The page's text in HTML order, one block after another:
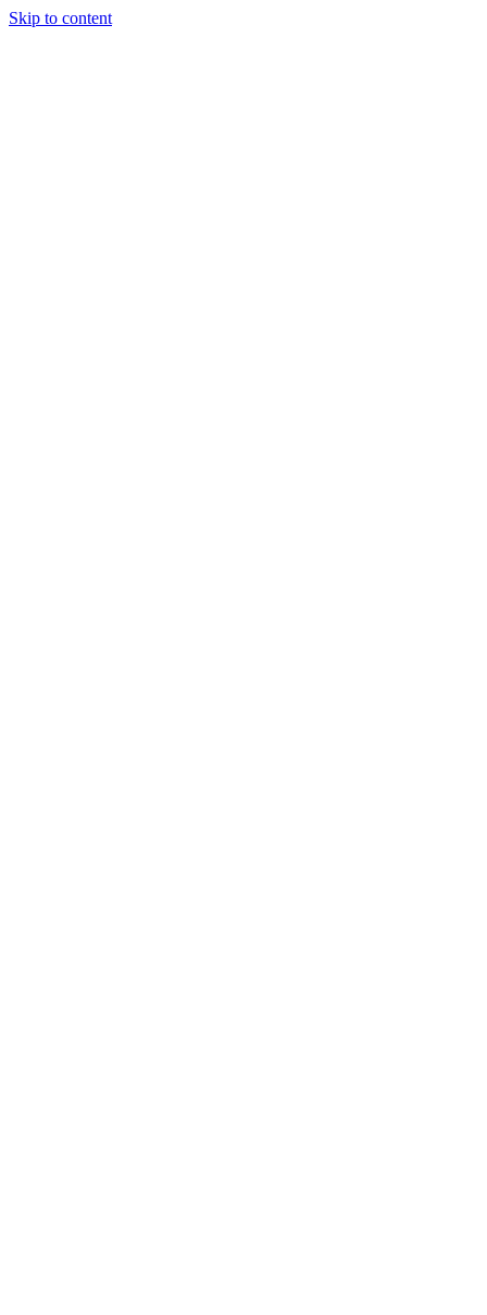
Skip to content